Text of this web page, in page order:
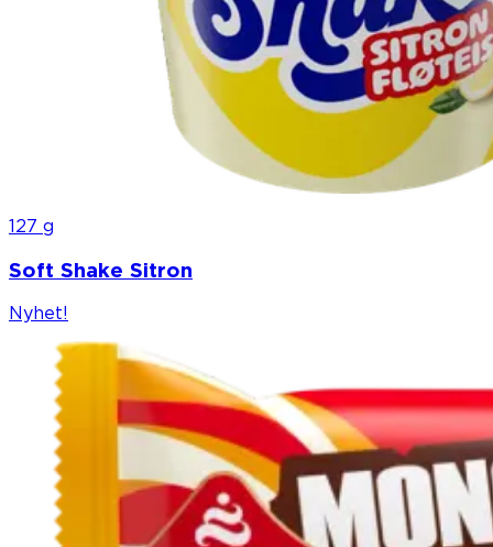
127 g
Soft Shake Sitron
Nyhet!